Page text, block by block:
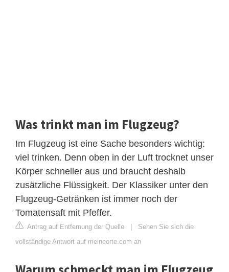
Was trinkt man im Flugzeug?
Im Flugzeug ist eine Sache besonders wichtig:
viel trinken. Denn oben in der Luft trocknet unser
Körper schneller aus und braucht deshalb
zusätzliche Flüssigkeit. Der Klassiker unter den
Flugzeug-Getränken ist immer noch der
Tomatensaft mit Pfeffer.
Antrag auf Entfernung der Quelle | Sehen Sie sich die
vollständige Antwort auf meineorte.com an